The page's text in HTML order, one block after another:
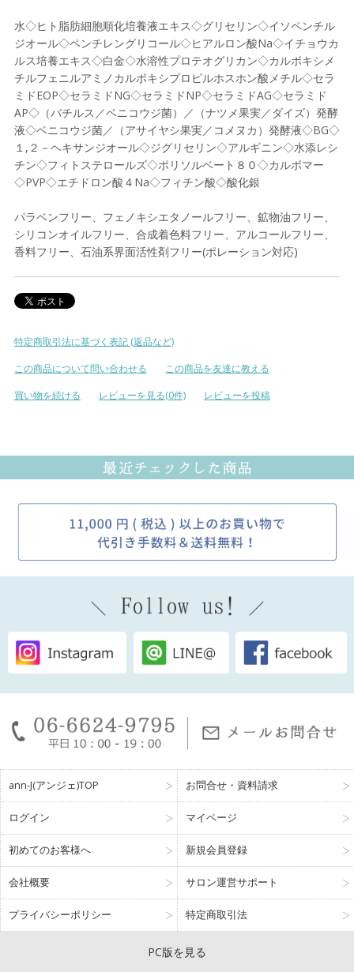
水◇ヒト脂肪細胞順化培養液エキス◇グリセリン◇イソペンチル
ジオール◇ペンチレングリコール◇ヒアルロン酸Na◇イチョウカ
ルス培養エキス◇白金◇水溶性プロテオグリカン◇カルボキシメ
チルフェニルアミノカルボキシプロピルホスホン酸メチル◇セラ
ミドEOP◇セラミドNG◇セラミドNP◇セラミドAG◇セラミド
AP◇（バチルス／ベニコウジ菌）／（ナツメ果実／ダイズ）発酵
液◇ベニコウジ菌／（アサイヤシ果実／コメヌカ）発酵液◇BG◇
１,２－ヘキサンジオール◇ジグリセリン◇アルギニン◇水添レシ
チン◇フィトステロールズ◇ポリソルベート８０◇カルボマー
◇PVP◇エチドロン酸４Na◇フィチン酸◇酸化銀
パラベンフリー、フェノキシエタノールフリー、鉱物油フリー、
シリコンオイルフリー、合成着色料フリー、アルコールフリー、
香料フリー、石油系界面活性剤フリー(ポレーション対応)
特定商取引法に基づく表記 (返品など)
この商品について問い合わせる
この商品を友達に教える
買い物を続ける
レビューを見る(0件) レビューを投稿
ann-J(アンジェ)TOP お問合せ・資料請求
ログイン マイページ
初めてのお客様へ 新規会員登録
会社概要 サロン運営サポート
プライバシーポリシー 特定商取引法
PC版を見る